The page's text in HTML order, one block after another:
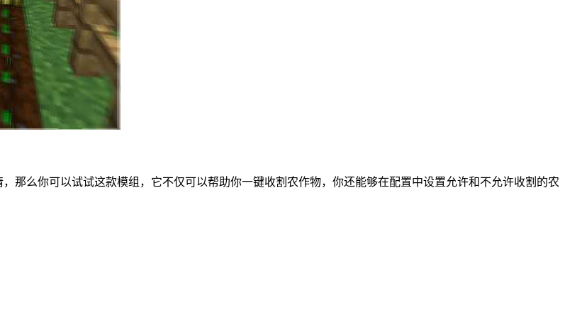
那么你可以试试这款模组，它不仅可以帮助你一键收割农作物，你还能够在配置中设置允许和不允许收割的农